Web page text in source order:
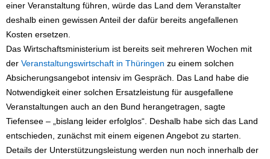
einer Veranstaltung führen, würde das Land dem Veranstalter
deshalb einen gewissen Anteil der dafür bereits angefallenen
Kosten ersetzen.
Das Wirtschaftsministerium ist bereits seit mehreren Wochen mit
der Veranstaltungswirtschaft in Thüringen zu einem solchen
Absicherungsangebot intensiv im Gespräch. Das Land habe die
Notwendigkeit einer solchen Ersatzleistung für ausgefallene
Veranstaltungen auch an den Bund herangetragen, sagte
Tiefensee – „bislang leider erfolglos“. Deshalb habe sich das Land
entschieden, zunächst mit einem eigenen Angebot zu starten.
Details der Unterstützungsleistung werden nun noch innerhalb der